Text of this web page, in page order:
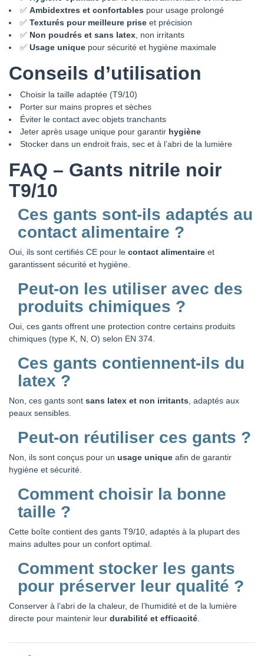
✅ Ambidextres et confortables pour usage prolongé
✅ Texturés pour meilleure prise et précision
✅ Non poudrés et sans latex , non irritants
✅ Usage unique pour sécurité et hygiène maximale
Conseils d’utilisation
Choisir la taille adaptée (T9/10)
Porter sur mains propres et sèches
Éviter le contact avec objets tranchants
Jeter après usage unique pour garantir hygiène
Stocker dans un endroit frais, sec et à l’abri de la lumière
FAQ – Gants nitrile noir
T9/10
Ces gants sont-ils adaptés au
contact alimentaire ?
Oui, ils sont certifiés CE pour le contact alimentaire et
garantissent sécurité et hygiène.
Peut-on les utiliser avec des
produits chimiques ?
Oui, ces gants offrent une protection contre certains produits
chimiques (type K, N, O) selon EN 374.
Ces gants contiennent-ils du
latex ?
Non, ces gants sont sans latex et non irritants , adaptés aux
peaux sensibles.
Peut-on réutiliser ces gants ?
Non, ils sont conçus pour un usage unique afin de garantir
hygiène et sécurité.
Comment choisir la bonne
taille ?
Cette boîte contient des gants T9/10, adaptés à la plupart des
mains adultes pour un confort optimal.
Comment stocker les gants
pour préserver leur qualité ?
Conserver à l’abri de la chaleur, de l’humidité et de la lumière
directe pour maintenir leur durabilité et efficacité